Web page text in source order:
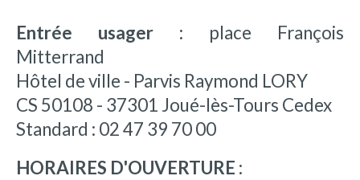
Entrée usager : place François
Mitterrand
Hôtel de ville - Parvis Raymond LORY
CS 50108 - 37301 Joué-lès-Tours Cedex
Standard : 02 47 39 70 00
HORAIRES D'OUVERTURE :